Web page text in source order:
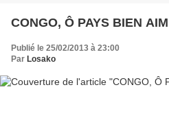
CONGO, Ô PAYS BIEN
Publié le 25/02/2013 à 23:00
Par Losako